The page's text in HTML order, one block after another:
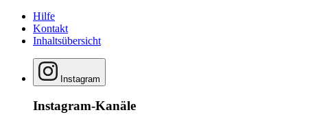
Hilfe
Kontakt
Inhaltsübersicht
Instagram
Instagram-Kanäle